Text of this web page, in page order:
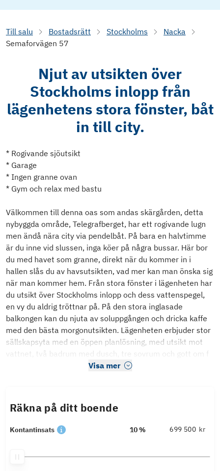
Till salu Bostadsrätt Stockholms
Nacka
Semaforvägen 57
Njut av utsikten över
Stockholms inlopp från
lägenhetens stora fönster, båt
in till city.
* Rogivande sjöutsikt
* Garage
* Ingen granne ovan
* Gym och relax med bastu
Välkommen till denna oas som andas skärgården, detta
nybyggda område, Telegrafberget, har ett rogivande lugn
men ändå nära city via pendelbåt. På bara en halvtimme
är du inne vid slussen, inga köer på några bussar. Här bor
du med havet som granne, direkt när du kommer in i
hallen slås du av havsutsikten, vad mer kan man önska sig
när man kommer hem. Från stora fönster i lägenheten har
du utsikt över Stockholms inlopp och dess vattenspegel,
en vy du aldrig tröttnar på. På den stora inglasade
balkongen kan du njuta av soluppgången och dricka kaffe
med den bästa morgonutsikten. Lägenheten erbjuder stor
sällskapsyta med en öppen planlösning, med utsikt mot
vattnet, två badrum med dusch, tre sovrum och gott om f
Visa mer
Räkna på ditt boende
Kontantinsats 10 % kr